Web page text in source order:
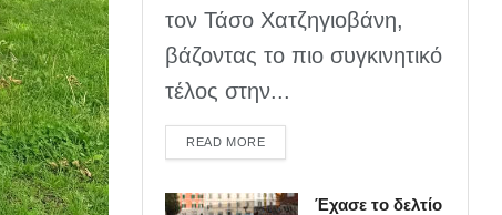
τον Τάσο Χατζηγιοβάνη,
βάζοντας το πιο συγκινητικό
τέλος στην...
READ MOREDETAILS
Έχασε το δελτίο